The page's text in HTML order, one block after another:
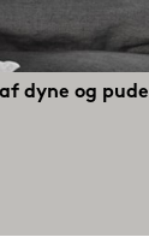
dyne og pude